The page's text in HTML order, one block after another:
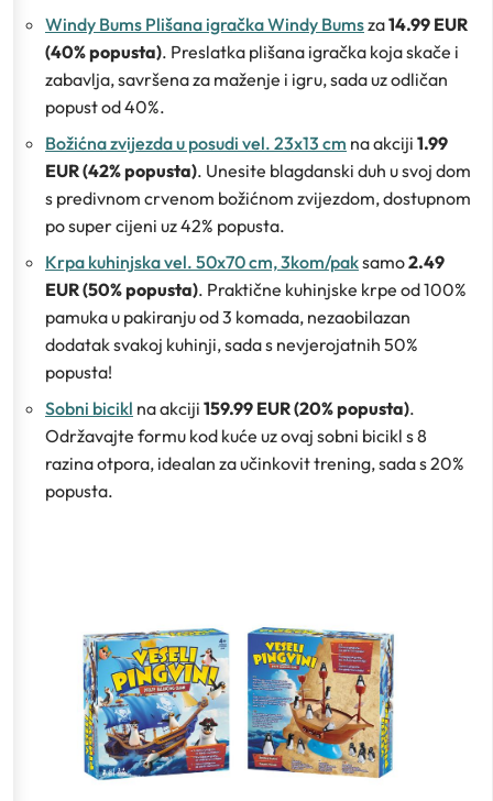
Windy Bums Plišana igračka Windy Bumsza14.99 EUR
(40% popusta). Preslatka plišana igračka koja skače i
zabavlja, savršena za maženje i igru, sada uz odličan
popust od 40%.
Božićna zvijezda u posudi vel. 23x13 cm na akciji 1.99
EUR (42% popusta). Unesite blagdanski duh u svoj dom
s predivnom crvenom božićnom zvijezdom, dostupnom
po super cijeni uz 42% popusta.
Krpa kuhinjska vel. 50x70 cm, 3kom/paksamo2.49
EUR (50% popusta). Praktične kuhinjske krpe od 100%
pamuka u pakiranju od 3 komada, nezaobilazan
dodatak svakoj kuhinji, sada s nevjerojatnih 50%
popusta!
Sobni bicikl na akciji 159.99 EUR (20% popusta).
Održavajte formu kod kuće uz ovaj sobni bicikl s 8
razina otpora, idealan za učinkovit trening, sada s 20%
popusta.